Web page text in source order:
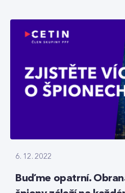
6. 12. 2022
Buďme opatrní.